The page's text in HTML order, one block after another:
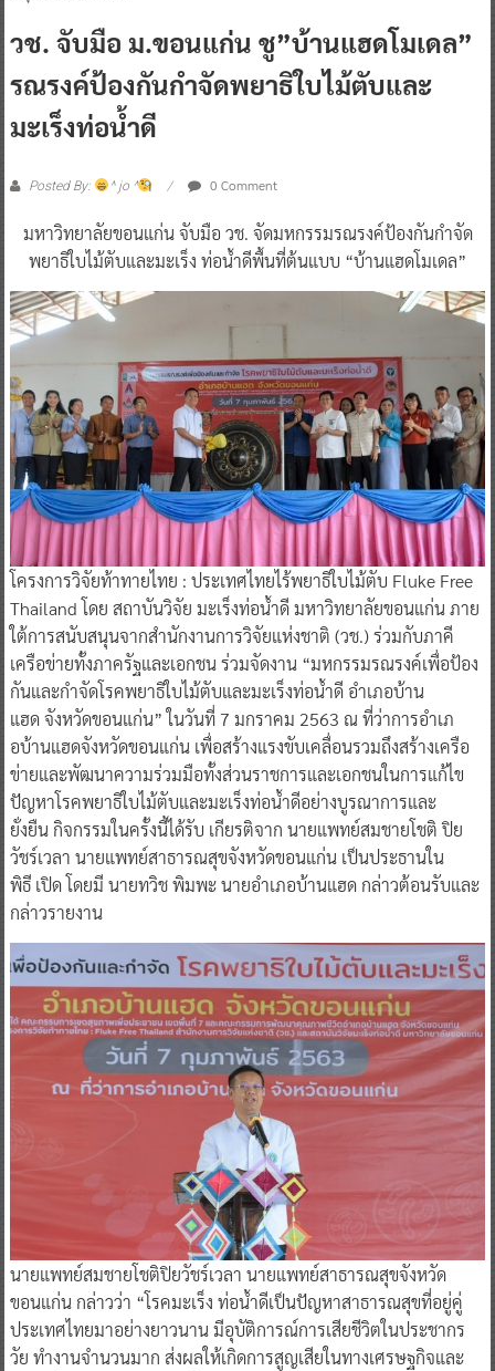
วช. จับมือ ม.ขอนแก่น ชู”บ้านแฮดโมเดล”
รณรงค์ป้องกันกำจัดพยาธิใบไม้ตับและ
มะเร็งท่อน้ำดี
Posted By: ^ jo ^ 0 Comment
มหาวิทยาลัยขอนแก่น จับมือ วช. จัดมหกรรมรณรงค์ป้องกันกําจัด
พยาธิใบไม้ตับและมะเร็ง ท่อน้ําดีพื้นที่ต้นแบบ “บ้านแฮดโมเดล”
โครงการวิจัยท้าทายไทย : ประเทศไทยไร้พยาธิใบไม้ตับ Fluke Free
Thailand โดย สถาบันวิจัย มะเร็งท่อน้ําดี มหาวิทยาลัยขอนแก่น ภาย
ใต้การสนับสนุนจากสํานักงานการวิจัยแห่งชาติ (วช.) ร่วมกับภาคี
เครือข่ายทั้งภาครัฐและเอกชน ร่วมจัดงาน “มหกรรมรณรงค์เพื่อป้อง
กันและกําจัดโรคพยาธิใบไม้ตับและมะเร็งท่อน้ําดี อําเภอบ้าน
แฮด จังหวัดขอนแก่น” ในวันที่ 7 มกราคม 2563 ณ ที่ว่าการอําเภ
อบ้านแฮดจังหวัดขอนแก่น เพื่อสร้างแรงขับเคลื่อนรวมถึงสร้างเครือ
ข่ายและพัฒนาความร่วมมือทั้งส่วนราชการและเอกชนในการแก้ไข
ปัญหาโรคพยาธิใบไม้ตับและมะเร็งท่อน้ําดีอย่างบูรณาการและ
ยั่งยืน กิจกรรมในครั้งนี้ได้รับ เกียรติจาก นายแพทย์สมชายโชติ ปิย
วัชร์เวลา นายแพทย์สาธารณสุขจังหวัดขอนแก่น เป็นประธานใน
พิธี เปิด โดยมี นายทวิช พิมพะ นายอําเภอบ้านแฮด กล่าวต้อนรับและ
กล่าวรายงาน
นายแพทย์สมชายโชติปิยวัชร์เวลา นายแพทย์สาธารณสุขจังหวัด
ขอนแก่น กล่าวว่า “โรคมะเร็ง ท่อน้ําดีเป็นปัญหาสาธารณสุขที่อยู่คู่
ประเทศไทยมาอย่างยาวนาน มีอุบัติการณ์การเสียชีวิตในประชากร
วัย ทํางานจํานวนมาก ส่งผลให้เกิดการสูญเสียในทางเศรษฐกิจและ